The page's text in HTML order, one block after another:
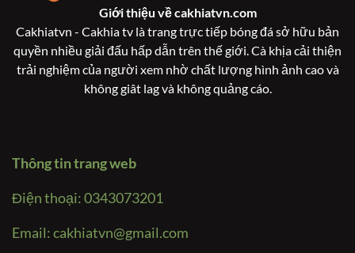
Giới thiệu vềcakhiatvn.com
Cakhiatvn - Cakhia tv là trang trực tiếp bóng đá sở hữu bản
quyền nhiều giải đấu hấp dẫn trên thế giới. Cà khịa cải thiện
trải nghiệm của người xem nhờ chất lượng hình ảnh cao và
không giât lag và không quảng cáo.
Thông tin trang web
Điện thoại: 0343073201
Email:cakhiatvn@gmail.com